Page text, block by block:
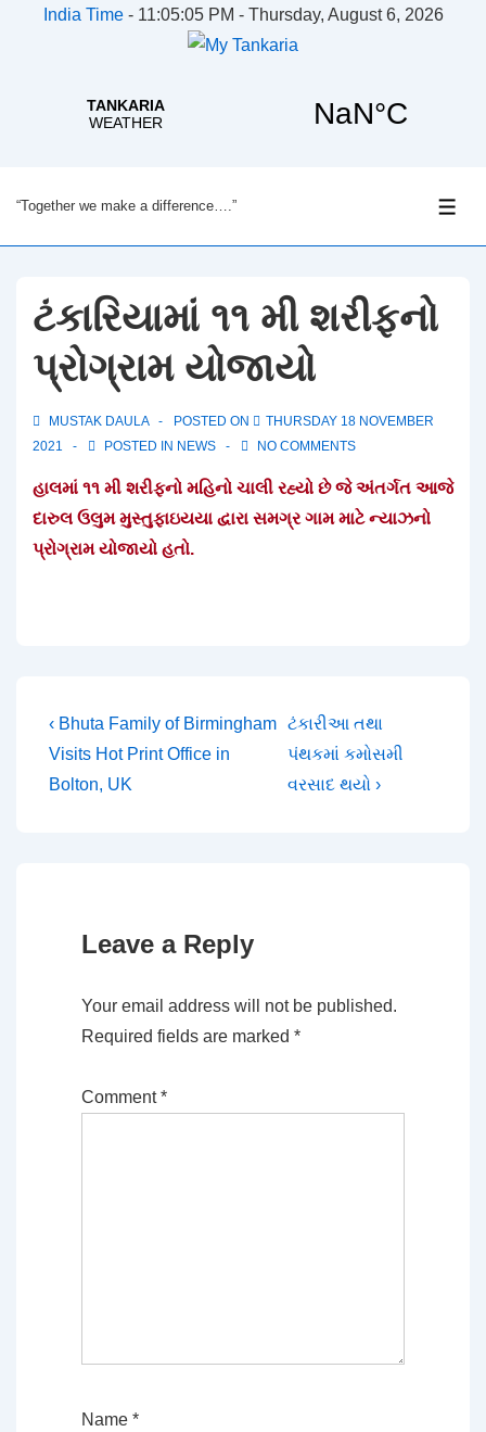
India Time- 11:05:06 PM - Thursday, August 6, 2026
Skip
to
Content
“Together we make a difference….”
ટંકારિયામાં ૧૧ મી શરીફનો
પ્રોગ્રામ યોજાયો
MUSTAK DAULA POSTED ON
THURSDAY 18 NOVEMBER
2021
POSTED IN NEWS NO COMMENTS
હાલમાં ૧૧ મી શરીફનો મહિનો ચાલી રહ્યો છે જે અંતર્ગત આજે
દારુલ ઉલુમ મુસ્તુફાઇયયા દ્વારા સમગ્ર ગામ માટે ન્યાઝનો
પ્રોગ્રામ યોજાયો હતો.
Post
navigation
Previous
Post
is
‹ Bhuta Family of Birmingham
Visits Hot Print Office in
Bolton, UK
Next
Post
is
ટંકારીઆ તથા
પંથકમાં કમોસમી
વરસાદ થયો ›
Leave a Reply
Your email address will not be published.
Required fields are marked *
Comment*
Name *